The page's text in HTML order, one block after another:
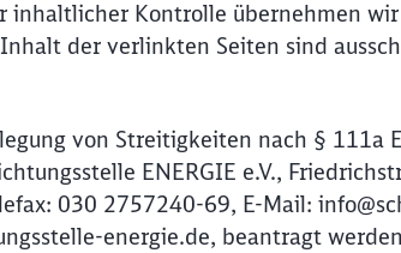
inhaltlicher Kontrolle übernehmen
der verlinkten Seiten sind
von Streitigkeiten nach § 111a
ENERGIE e.V.,
030 2757240-69, E-Mail:
energie.de, beantragt